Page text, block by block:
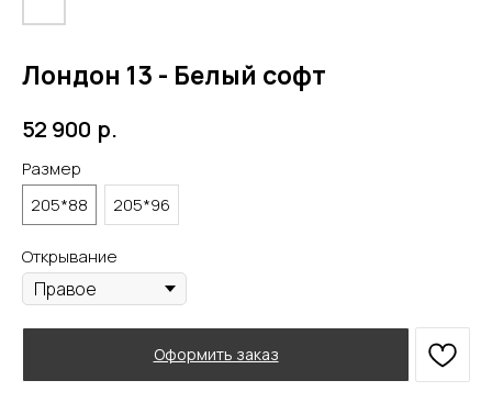
Лондон 13 - Белый софт
52 900 р.
Размер
205*88
205*96
Открывание
Оформить заказ